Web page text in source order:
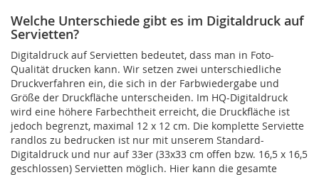
Welche Unterschiede gibt es im Digitaldruck auf
Servietten?
Digitaldruck auf Servietten bedeutet, dass man in Foto-
Qualität drucken kann. Wir setzen zwei unterschiedliche
Druckverfahren ein, die sich in der Farbwiedergabe und
Größe der Druckfläche unterscheiden. Im HQ-Digitaldruck
wird eine höhere Farbechtheit erreicht, die Druckfläche ist
jedoch begrenzt, maximal 12 x 12 cm. Die komplette Serviette
randlos zu bedrucken ist nur mit unserem Standard-
Digitaldruck und nur auf 33er (33x33 cm offen bzw. 16,5 x 16,5
geschlossen) Servietten möglich. Hier kann die gesamte